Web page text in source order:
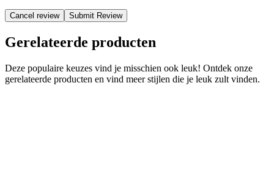
Cancel review
Gerelateerde producten
Deze populaire keuzes vind je misschien ook leuk! Ontdek onze
gerelateerde producten en vind meer stijlen die je leuk zult vinden.